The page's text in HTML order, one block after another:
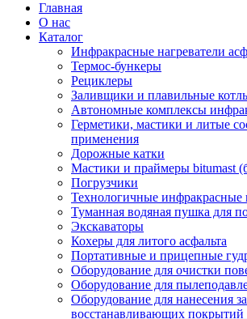
Главная
О нас
Каталог
Инфракрасные нагреватели
Термос-бункеры
Рециклеры
Заливщики и плавильные
Автономные комплексы
Герметики, мастики и литые
применения
Дорожные катки
Мастики и праймеры bitumast
Погрузчики
Технологичные инфракрасные
Туманная водяная пушка для
Экскаваторы
Кохеры для литого асфальта
Портативные и прицепные
Оборудование для очистки
Оборудование для
Оборудование для нанесения
восстанавливающих покрытий